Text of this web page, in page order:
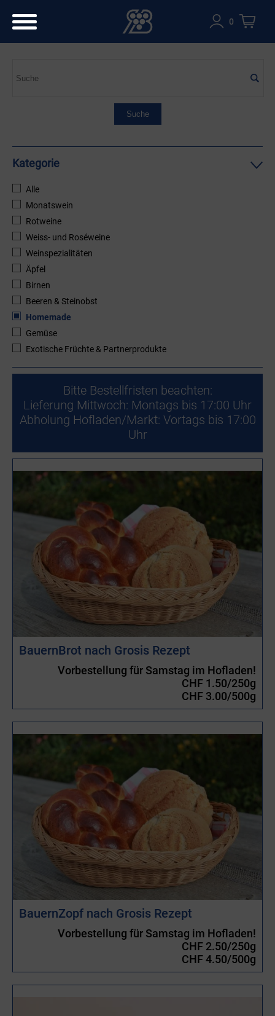
0
Kategorie
Alle
Monatswein
Rotweine
Weiss- und Roséweine
Weinspezialitäten
Äpfel
Birnen
Beeren & Steinobst
Homemade
Gemüse
Exotische Früchte & Partnerprodukte
Bitte Bestellfristen beachten:
Lieferung Mittwoch: Montags bis 17:00 Uhr
Abholung Hofladen/Markt: Vortags bis 17:00
Uhr
BauernBrot nach Grosis Rezept
Vorbestellung für Samstag im Hofladen!
CHF 1.50/250g
CHF 3.00/500g
BauernZopf nach Grosis Rezept
Vorbestellung für Samstag im Hofladen!
CHF 2.50/250g
CHF 4.50/500g